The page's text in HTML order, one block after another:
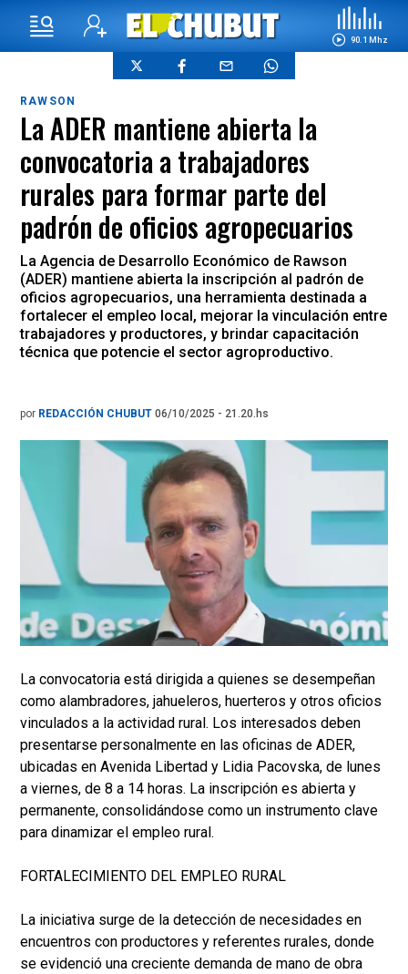
90.1 Mhz
RAWSON
La ADER mantiene abierta la
convocatoria a trabajadores
rurales para formar parte del
padrón de oficios agropecuarios
La Agencia de Desarrollo Económico de Rawson
(ADER) mantiene abierta la inscripción al padrón de
oficios agropecuarios, una herramienta destinada a
fortalecer el empleo local, mejorar la vinculación entre
trabajadores y productores, y brindar capacitación
técnica que potencie el sector agroproductivo.
por REDACCIÓN CHUBUT 06/10/2025 - 21.20.hs
La convocatoria está dirigida a quienes se desempeñan
como alambradores, jahueleros, huerteros y otros oficios
vinculados a la actividad rural. Los interesados deben
presentarse personalmente en las oficinas de ADER,
ubicadas en Avenida Libertad y Lidia Pacovska, de lunes
a viernes, de 8 a 14 horas. La inscripción es abierta y
permanente, consolidándose como un instrumento clave
para dinamizar el empleo rural.
FORTALECIMIENTO DEL EMPLEO RURAL
La iniciativa surge de la detección de necesidades en
encuentros con productores y referentes rurales, donde
se evidenció una creciente demanda de mano de obra